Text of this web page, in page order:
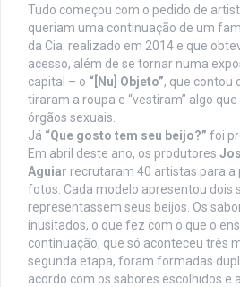
Tudo começou com o pedido de
queriam uma continuação de um
da Cia. realizado em 2014 e que
acesso, além de se tornar numa
capital – o “[Nu] Objeto”, que contou
tiraram a roupa e “vestiram” algo
órgãos sexuais.
Já “Que gosto tem seu beijo?” foi
Em abril deste ano, os produtores
Aguiar recrutaram 40 artistas para a
fotos. Cada modelo apresentou dois
representassem seus beijos. Os
inusitados, o que fez com o que o
continuação, que só aconteceu três
segunda etapa, foram formadas
acordo com os sabores escolhidos e